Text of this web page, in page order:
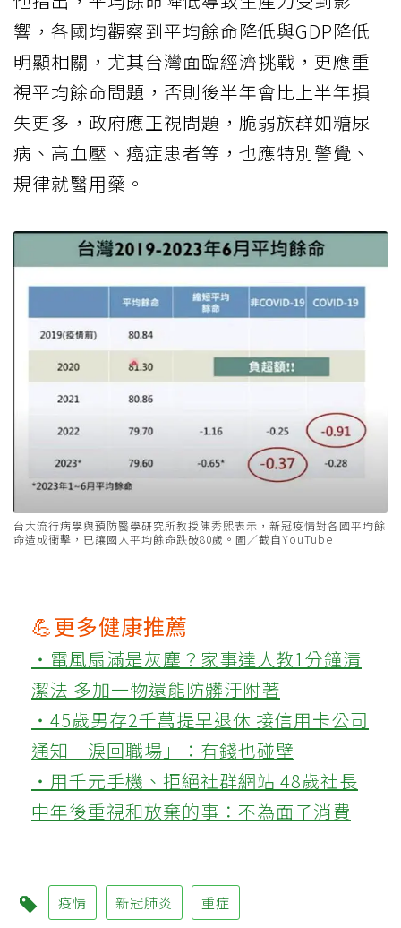
響，各國均觀察到平均餘命降低與GDP降低
明顯相關，尤其台灣面臨經濟挑戰，更應重
視平均餘命問題，否則後半年會比上半年損
失更多，政府應正視問題，脆弱族群如糖尿
病、高血壓、癌症患者等，也應特別警覺、
規律就醫用藥。
台大流行病學與預防醫學研究所教授陳秀熙表示，新冠疫情對各國平均餘
命造成衝擊，已讓國人平均餘命跌破80歲。圖／截自YouTube
💪更多健康推薦
‧電風扇滿是灰塵？家事達人教1分鐘清
潔法 多加一物還能防髒汙附著
‧45歲男存2千萬提早退休 接信用卡公司
通知「淚回職場」：有錢也碰壁
‧用千元手機、拒絕社群網站 48歲社長
中年後重視和放棄的事：不為面子消費
疫情 新冠肺炎 重症